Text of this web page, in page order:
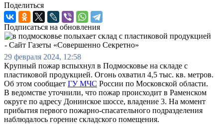
Поделиться
Подписаться на обновления
29 февраля 2024, 12:58
Крупный пожар вспыхнул в Подмосковье на складе с
пластиковой продукцией. Огонь охватил 4,5 тыс. кв. метров.
Об этом сообщает ГУ МЧС России по Московской области.
В ведомстве уточнили, что пожар происходит в Раменском
округе по адресу Донинское шоссе, владение 3. На момент
прибытия первого пожарно-спасательного подразделения
наблюдалось горение складского помещения.